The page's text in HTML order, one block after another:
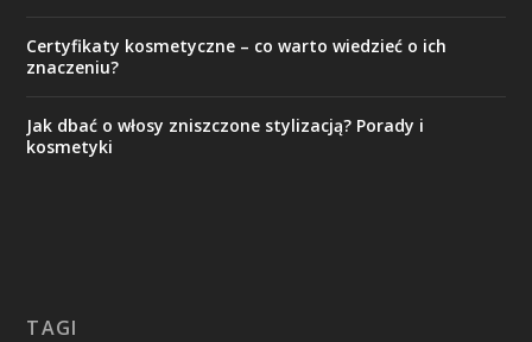
Certyfikaty kosmetyczne – co warto wiedzieć o ich
znaczeniu?
Jak dbać o włosy zniszczone stylizacją? Porady i
kosmetyki
TAGI